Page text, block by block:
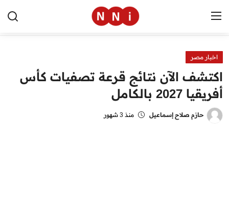
الرئيسية
اخبار مصر
العالم
اخبار مصر
اكتشف الآن نتائج قرعة تصفيات كأس
أفريقيا 2027 بالكامل
حازم صلاح إسماعيل منذ 3 شهور